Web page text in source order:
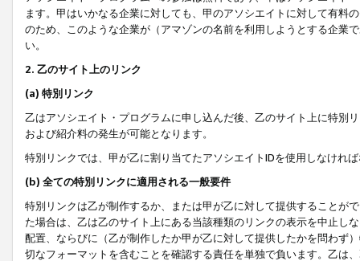
ます。甲はいかなる企業に対しても、甲のアソシエイトに対して有料
のため、このような企業が（アマゾンの名前を利用しようとする企業
い。
2. 乙のサイト上のリンク
(a) 特別リンク
乙はアソシエイト・プログラムに申し込んだ後、乙のサイト上に特別
および紹介料の発生が可能となります。
特別リンクでは、甲が乙に割り当てたアソシエイトIDを使用しなけれ
(b) 全ての特別リンクに適用される一般要件
特別リンクは乙が制作するか、または甲が乙に対して提供することが
た場合は、乙は乙のサイト上にある当該種類のリンクの表示を中止し
配置、ならびに（乙が制作したか甲が乙に対して提供したかを問わず
切なフォーマットを含むことを確認する責任を単独で負います。乙は